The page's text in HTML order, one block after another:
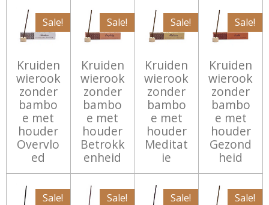
Sale!
Kruiden
wierook
zonder
bambo
e met
houder
Overvlo
ed
Sale!
Kruiden
wierook
zonder
bambo
e met
houder
Betrokk
enheid
Sale!
Kruiden
wierook
zonder
bambo
e met
houder
Meditat
ie
Sale!
Kruiden
wierook
zonder
bambo
e met
houder
Gezond
heid
Sale! Sale! Sale! Sale!